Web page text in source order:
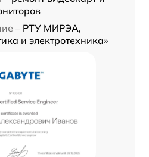
– РТУ МИРЭА,
и электротехника»